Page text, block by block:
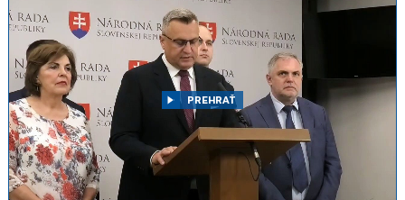
KONTAKT
ARCHÍV
PREHRAŤ